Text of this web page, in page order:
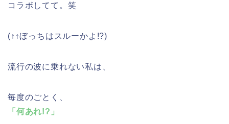
コラボしてて。笑
(↑↑ぼっちはスルーかよ!?)
流行の波に乗れない私は、
毎度のごとく、
「何あれ!?」